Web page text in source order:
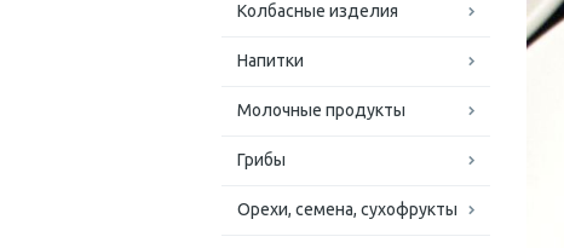
Колбасные изделия
Напитки
Молочные продукты
Грибы
Орехи, семена, сухофрукты